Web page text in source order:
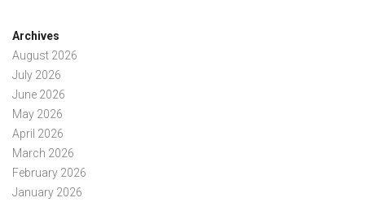
Archives
August 2026
July 2026
June 2026
May 2026
April 2026
March 2026
February 2026
January 2026